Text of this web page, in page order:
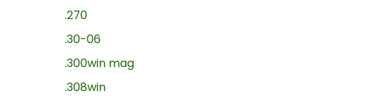
.270
.30-06
.300win mag
.308win